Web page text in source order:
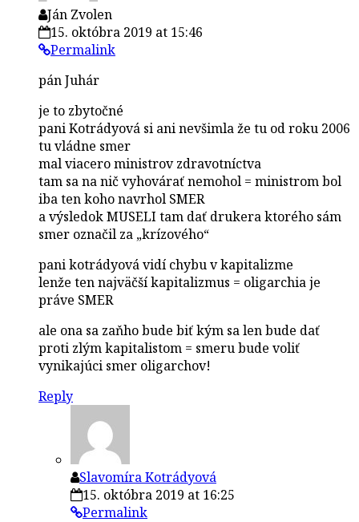
Ján Zvolen
15. októbra 2019 at 15:46
Permalink
pán Juhár
je to zbytočné
pani Kotrádyová si ani nevšimla že tu od roku 2006
tu vládne smer
mal viacero ministrov zdravotníctva
tam sa na nič vyhovárať nemohol = ministrom bol
iba ten koho navrhol SMER
a výsledok MUSELI tam dať drukera ktorého sám
smer označil za „krízového“
pani kotrádyová vidí chybu v kapitalizme
lenže ten najväčší kapitalizmus = oligarchia je
práve SMER
ale ona sa zaňho bude biť kým sa len bude dať
proti zlým kapitalistom = smeru bude voliť
vynikajúci smer oligarchov!
Reply
Slavomíra Kotrádyová
15. októbra 2019 at 16:25
Permalink